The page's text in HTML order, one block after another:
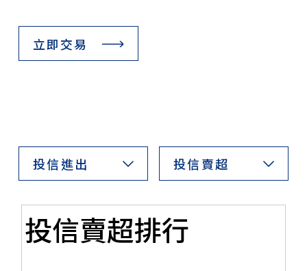
立即交易
投信進出 投信賣超